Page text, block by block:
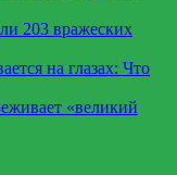
203 вражеских
на глазах: Что
«великий